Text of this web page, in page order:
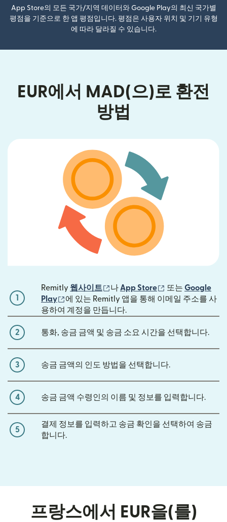
App Store의 모든 국가/지역 데이터와 Google Play의 최신 국가별
평점을 기준으로 한 앱 평점입니다. 평점은 사용자 위치 및 기기 유형
에 따라 달라질 수 있습니다.
EUR에서 MAD(으)로 환전
방법
1
Remitly 웹사이트 (새 창에서 열림)
나App Store (새 창에서 열림)
또는 Google
Play
(새 창에서 열림)
에 있는 Remitly 앱을 통해 이메일 주소를 사
용하여 계정을 만듭니다.
2 통화, 송금 금액 및 송금 소요 시간을 선택합니다.
3 송금 금액의 인도 방법을 선택합니다.
4 송금 금액 수령인의 이름 및 정보를 입력합니다.
5
결제 정보를 입력하고 송금 확인을 선택하여 송금
합니다.
프랑스에서 EUR을(를)